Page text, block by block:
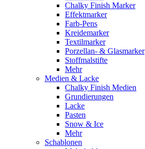
Chalky Finish Marker
Effektmarker
Farb-Pens
Kreidemarker
Textilmarker
Porzellan- & Glasmarker
Stoffmalstifte
Mehr
Medien & Lacke
Chalky Finish Medien
Grundierungen
Lacke
Pasten
Snow & Ice
Mehr
Schablonen